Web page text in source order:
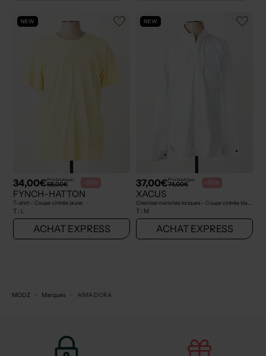
NEW
34,00€Prix boutique :
68,00€ -50%
FYNCH-HATTON
T-shirt - Coupe cintrée jaune
T : L
ACHAT EXPRESS
NEW
37,00€Prix boutique :
74,00€ -50%
XACUS
T : M
ACHAT EXPRESS
MODZ Marques AIMA DORA